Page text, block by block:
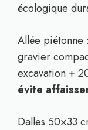
écologique
Allée piétonne
gravier
excavation +
évite
Dalles 50×33